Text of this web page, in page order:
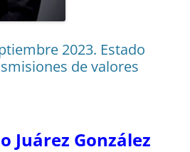
2023. Estado
de valores
Juárez González